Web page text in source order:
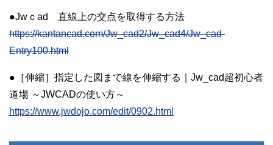
●Jwｃad 直線上の交点を取得する方法
https://kantancad.com/Jw_cad2/Jw_cad4/Jw_cad-
Entry100.html
●［伸縮］指定した図まで線を伸縮する｜Jw_cad超初心者
道場 ～JWCADの使い方～
https://www.jwdojo.com/edit/0902.html